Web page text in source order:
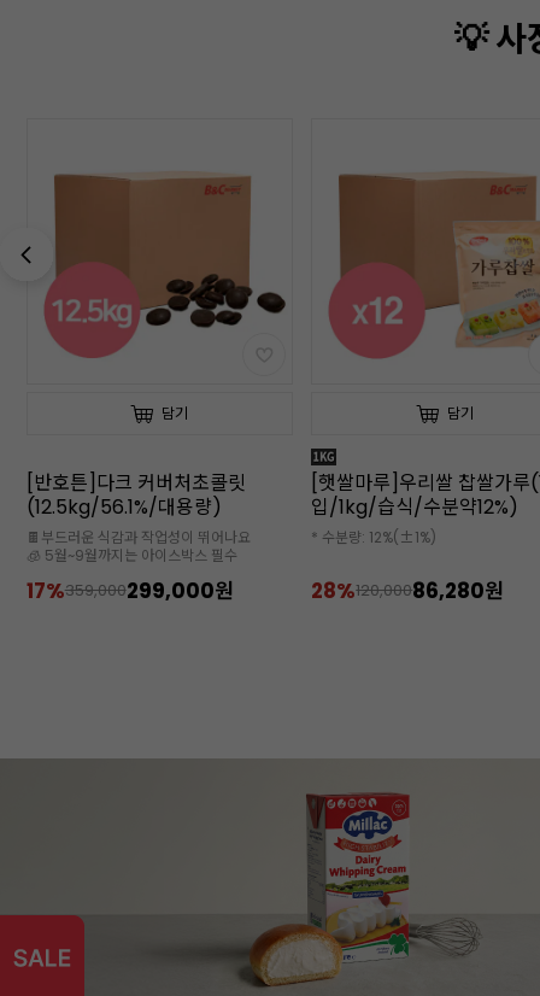
💡 사
담기
[햇쌀마루]우리쌀 찹쌀가루(12봉
입/1kg/습식/수분약12%)
* 수분량: 12%(±1%)
28%120,00086,280원
담기
[밀락]골드 휘핑크림(1L
🧊 아이스박스 추가 구매 필수
32%94,00063,600원